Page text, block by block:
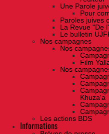
Une Parole
Pour
Paroles juives
La Revue "De
Le bulletin
Nos campagnes
Nos
Film
Nos
Khuza'a
Les actions BDS
Informations